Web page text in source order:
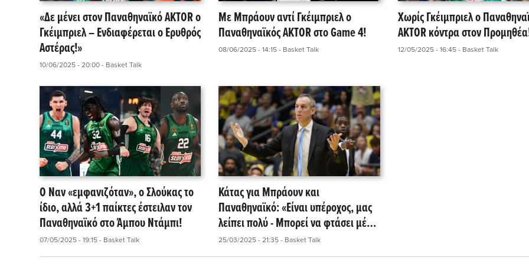
«Δε μένει στον Παναθηναϊκό AKTOR ο
Γκέιμπριελ – Ενδιαφέρεται ο Ερυθρός
Αστέρας!»
10/06/2025 - 20:00 - Basket Talk
Με Μπράουν αντί Γκέιμπριελ ο
Παναθηναϊκός AKTOR στο Game 4!
08/06/2025 - 14:15 - Basket Talk
Χωρίς Γκέιμπριελ ο
AKTOR κόντρα στον
12/05/2025 - 16:45- Basket Talk
Ο Ναν «εμφανιζόταν», ο Σλούκας το
ίδιο, αλλά 3+1 παίκτες έστειλαν τον
Παναθηναϊκό στο Άμπου Ντάμπι!
07/05/2025 - 19:15 - Basket Talk
Κάτας για Μπράουν και
Παναθηναϊκό: «Είναι υπέροχος, μας
λείπει πολύ - Μπορεί να φτάσει μέχρι
το τέλος!»
25/03/2025 - 21:35 - Basket Talk